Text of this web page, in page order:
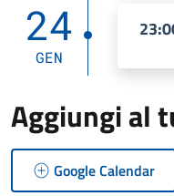
24
GEN
Aggiungi al
Google Calendar